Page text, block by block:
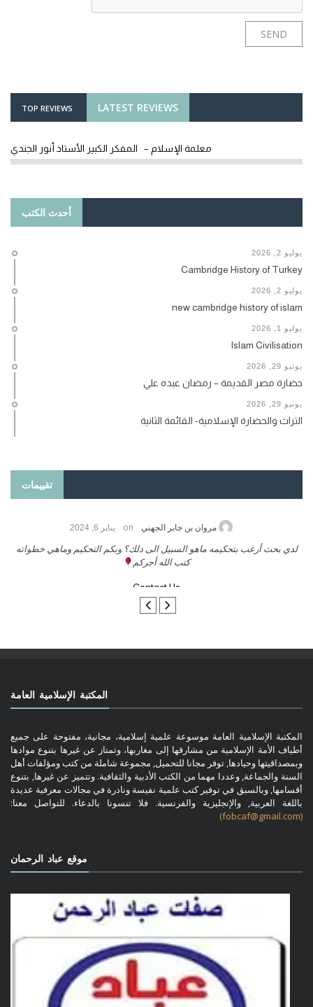
LATEST REVIEWS
TOP REVIEWS
معلمة الإسلام – المفكر الكبير الأستاذ أنور الجندي
أحدث الكتب
يوليو 2, 2026
Cambridge History of Turkey
يوليو 2, 2026
new cambridge history of islam
يوليو 1, 2026
Islam Civilisation
يونيو 29, 2026
حضارة مصر القديمة – رمضان عبده علي
يونيو 29, 2026
التراث والحضارة الإسلامية- القائمة الثانية
تقييمات
حامد الزريقي on يناير 25, 2026
السلام عليكم ورحمة الله وبركاتة أرغب بنشر كتابي معكم
المكتبة الإسلامية العامة
المكتبة الإسلامية العامة موسوعة علمية إسلامية، مجانية، مفتوحة على جميع
أطياف الأمة الإسلامية من مشارقها إلى مغاربها، وتمتاز عن غيرها بتنوع موادها
وبمصداقيتها وحيادها, توفر مجانا للتحميل, مجموعة شاملة من كتب ومؤلفات أهل
السنة والجماعة, وعددا مهما من الكتب الأدبية والثقافية. وتتميز عن غيرها, بتنوع
أقسامها, وبالسبق في توفير كتب علمية نفيسة ونادرة في مجالات معرفية عديدة
باللغة العربية, والإنجليزية والفرنسية. فلا تنسونا بالدعاء. للتواصل معنا:
(fobcaf@gmail.com)
موقع عباد الرحمان